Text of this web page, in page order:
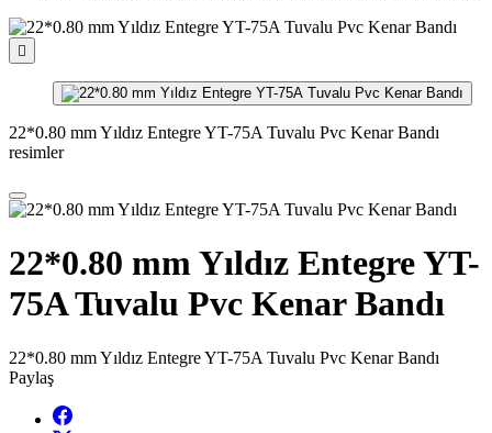

22*0.80 mm Yıldız Entegre YT-75A Tuvalu Pvc Kenar Bandı
resimler
22*0.80 mm Yıldız Entegre YT-
75A Tuvalu Pvc Kenar Bandı
22*0.80 mm Yıldız Entegre YT-75A Tuvalu Pvc Kenar Bandı
Paylaş